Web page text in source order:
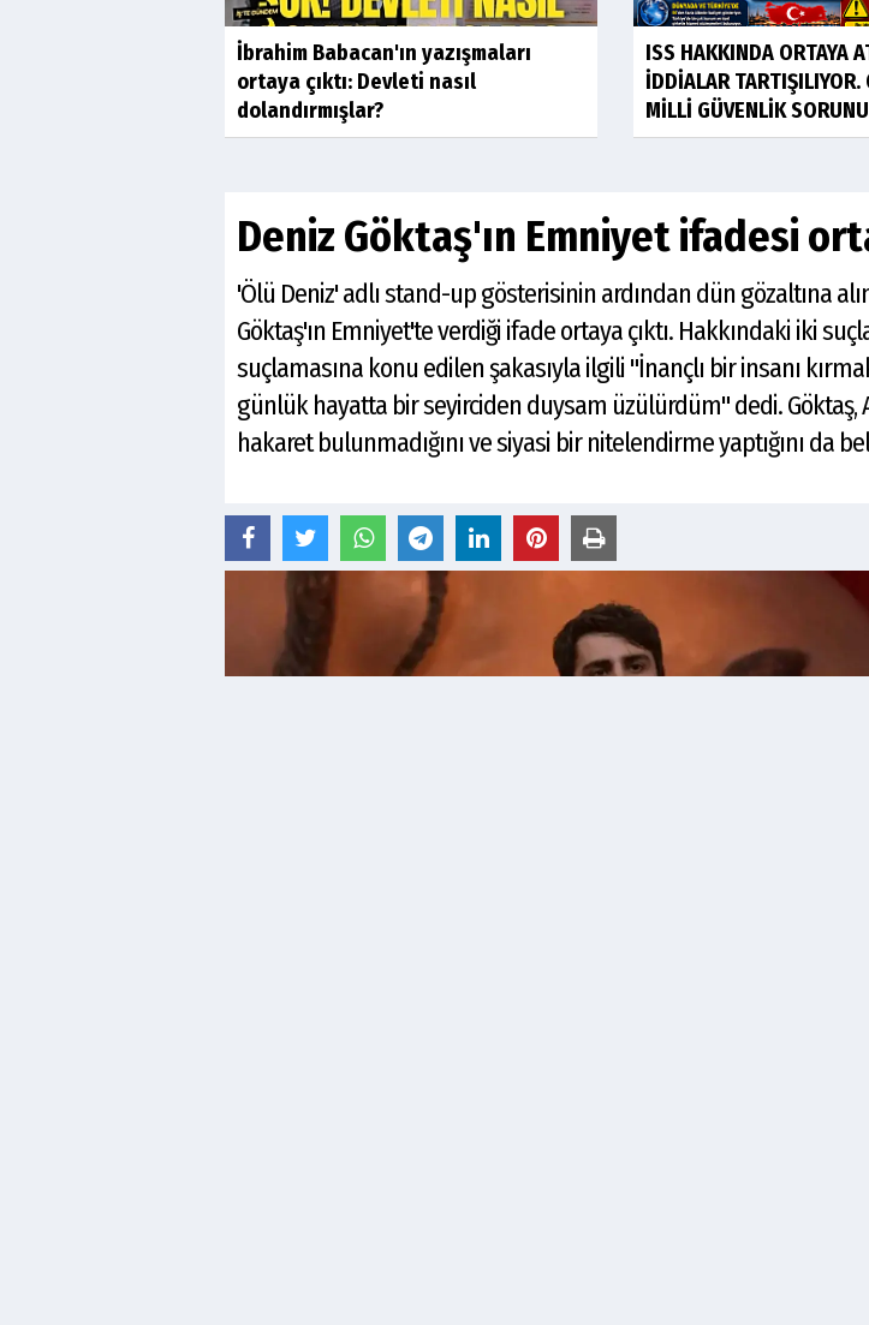
İbrahim Babacan'ın yazışmaları
ortaya çıktı: Devleti nasıl
dolandırmışlar?
ISS HAKKINDA ORTAYA
İDDİALAR TARTIŞILIYOR.
MİLLİ GÜVENLİK
Deniz Göktaş'ın Emniyet ifadesi
'Ölü Deniz' adlı stand-up gösterisinin ardından dün gözaltına
Göktaş'ın Emniyet'te verdiği ifade ortaya çıktı. Hakkındaki iki
suçlamasına konu edilen şakasıyla ilgili "İnançlı bir insanı
günlük hayatta bir seyirciden duysam üzülürdüm" dedi. Göktaş,
hakaret bulunmadığını ve siyasi bir nitelendirme yaptığını da